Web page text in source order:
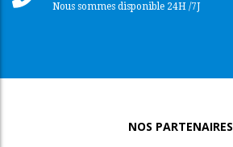
Nous sommes disponible 24H /7J
NOS PARTENAIRES